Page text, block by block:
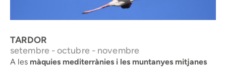
TARDOR
setembre - octubre - novembre
A les màquies mediterrànies i les muntanyes mitjanes